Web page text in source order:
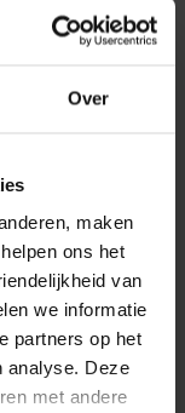
Over
maken
ons het
van
we informatie
partners op het
analyse. Deze
met andere